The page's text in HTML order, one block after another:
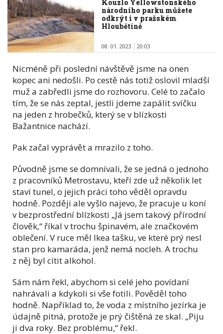
Kouzlo Yellowstonského
národního parku můžete
odkrýt i v pražském
Hloubětíně
08. 01. 2023 20:03
Nicméně při poslední návštěvě jsme na onen
kopec ani nedošli. Po cestě nás totiž oslovil mladší
muž a zabředli jsme do rozhovoru. Celé to začalo
tím, že se nás zeptal, jestli jdeme zapálit svíčku
na jeden z hrobečků, který se v blízkosti
Bažantnice nachází.
Pak začal vyprávět a mrazilo z toho.
Původně jsme se domnívali, že se jedná o jednoho
z pracovníků Metrostavu, kteří zde už několik let
staví tunel, o jejich práci toho věděl opravdu
hodně. Později ale vyšlo najevo, že pracuje u koní
v bezprostřední blízkosti „Já jsem takový přírodní
člověk,“ říkal v trochu špinavém, ale značkovém
oblečení. V ruce měl Ikea tašku, ve které prý nesl
stan pro kamaráda, jenž nemá nocleh. A trochu
z něj byl cítit alkohol.
Sám nám řekl, abychom si celé jeho povídaní
nahrávali a kdykoli si vše fotili. Pověděl toho
hodně. Například to, že voda z místního jezírka je
údajně pitná, protože je prý čištěná ze skal. „Piju
ji dva roky. Bez problému,“ řekl.